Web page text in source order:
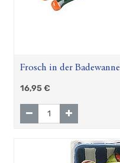
Frosch in der Badewanne
16,95€